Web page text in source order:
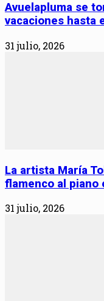
Avuelapluma se
vacaciones hasta
31 julio, 2026
La artista María
flamenco al piano
31 julio, 2026